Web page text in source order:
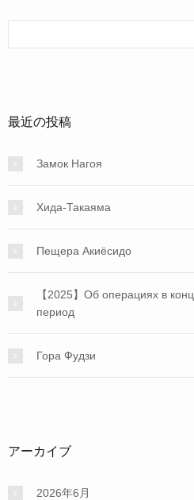
最近の投稿
Замок Нагоя
Хида-Такаяма
Пещера Акиёсидо
【2025】Об операциях в
период
Гора Фудзи
アーカイブ
2026年6月